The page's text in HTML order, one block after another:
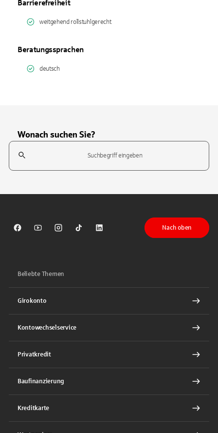
Barrierefreiheit
weitgehend rollstuhlgerecht
Beratungssprachen
deutsch
Wonach suchen Sie?
Suchfeld
Sparkasse auf Facebook
Sparkasse auf Youtube
Sparkasse auf Instagram
Sparkasse auf TikTok
Sparkasse auf LinkedIn
Nach oben
Beliebte Themen
Girokonto
Kontowechselservice
Privatkredit
Baufinanzierung
Kreditkarte